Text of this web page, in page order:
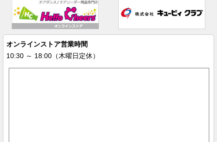
オンラインストア営業時間
10:30 ～ 18:00（木曜日定休）